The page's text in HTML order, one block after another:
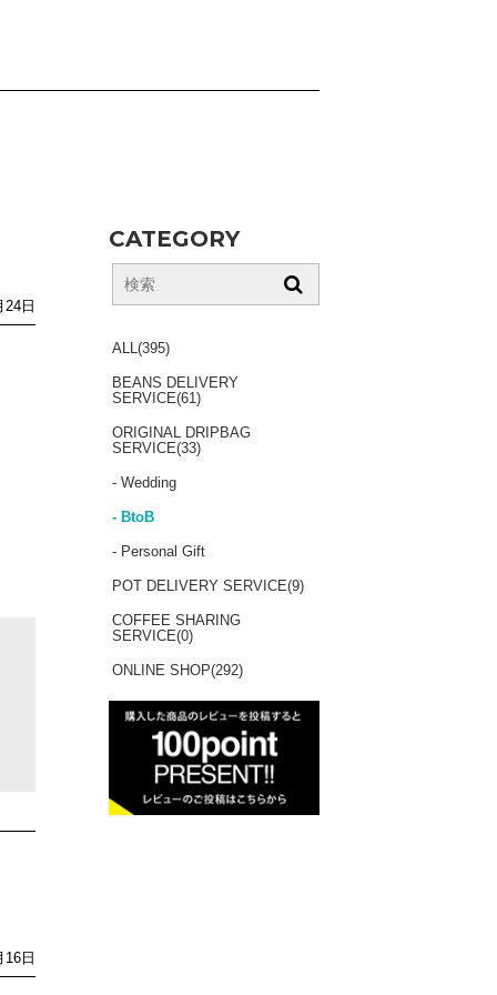
24日
16日
CATEGORY
ALL(395)
BEANS DELIVERY
SERVICE(61)
ORIGINAL DRIPBAG
SERVICE(33)
- Wedding
- BtoB
- Personal Gift
POT DELIVERY SERVICE(9)
COFFEE SHARING
SERVICE(0)
ONLINE SHOP(292)